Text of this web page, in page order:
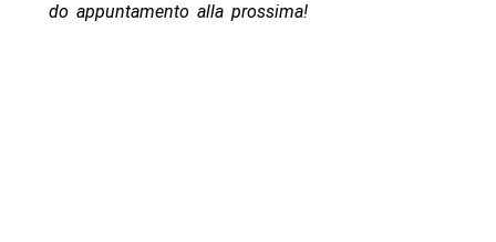
do appuntamento alla prossima!